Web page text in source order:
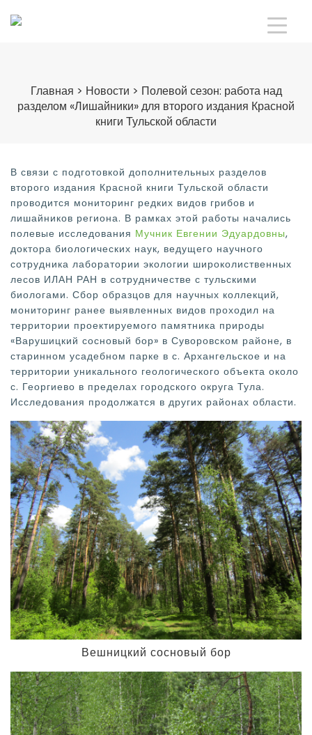
Главная > Новости > Полевой сезон: работа над
разделом «Лишайники» для второго издания Красной
книги Тульской области
В связи с подготовкой дополнительных разделов
второго издания Красной книги Тульской области
проводится мониторинг редких видов грибов и
лишайников региона. В рамках этой работы начались
полевые исследования Мучник Евгении Эдуардовны,
доктора биологических наук, ведущего научного
сотрудника лаборатории экологии широколиственных
лесов ИЛАН РАН в сотрудничестве с тульскими
биологами. Сбор образцов для научных коллекций,
мониторинг ранее выявленных видов проходил на
территории проектируемого памятника природы
«Варушицкий сосновый бор» в Суворовском районе, в
старинном усадебном парке в с. Архангельское и на
территории уникального геологического объекта около
с. Георгиево в пределах городского округа Тула.
Исследования продолжатся в других районах области.
Вешницкий сосновый бор